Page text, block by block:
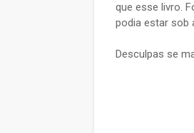
que esse livro.
podia estar sob
Desculpas se